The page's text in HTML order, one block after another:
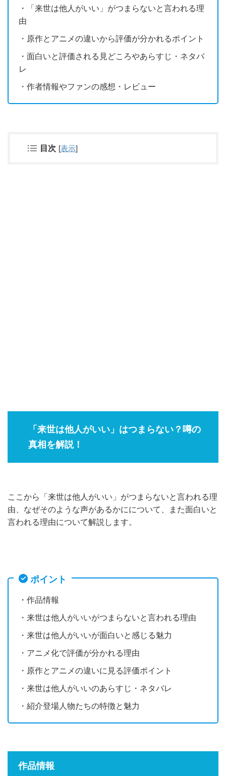
・「来世は他人がいい」がつまらないと言われる理
由
・原作とアニメの違いから評価が分かれるポイント
・面白いと評価される見どころやあらすじ・ネタバ
レ
・作者情報やファンの感想・レビュー
目次 [表示]
「来世は他人がいい」はつまらない？噂の
真相を解説！
ここから「来世は他人がいい」がつまらないと言われる理
由、なぜそのような声があるかにについて、また面白いと
言われる理由について解説します。
ポイント
・作品情報
・来世は他人がいいがつまらないと言われる理由
・来世は他人がいいが面白いと感じる魅力
・アニメ化で評価が分かれる理由
・原作とアニメの違いに見る評価ポイント
・来世は他人がいいのあらすじ・ネタバレ
・紹介登場人物たちの特徴と魅力
作品情報